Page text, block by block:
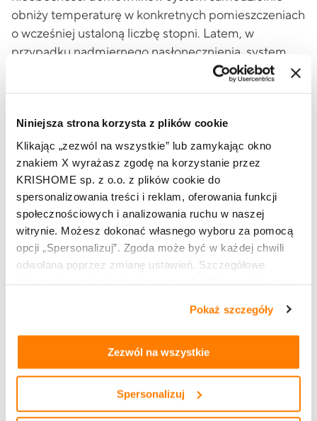
Niniejsza strona korzysta z plików cookie
Klikając „zezwól na wszystkie” lub zamykając okno
znakiem X wyrażasz zgodę na korzystanie przez
KRISHOME sp. z o.o. z plików cookie do
spersonalizowania treści i reklam, oferowania funkcji
społecznościowych i analizowania ruchu w naszej
witrynie. Możesz dokonać własnego wyboru za pomocą
opcji „Spersonalizuj”. Zgoda może być w każdej chwili
odwołana poprzez zmianę ustawień. Szczegółowe
informacje o rodzajach stosowanych plików cookie oraz
tym, jak korzystasz z naszej witryny, znajdziesz w
zakładkach „szczegóły”, „o plikach cookie” orazPolityce
prywatności i cookies.
Pokaż szczegóły
Zezwól na wszystkie
Spersonalizuj
obniży temperaturę w konkretnych pomieszczeniach
o wcześniej ustaloną liczbę stopni. Latem, w
przypadku nadmiernego nasłonecznienia, system
automatycznie zasłoni za nas rolety, aby zachować
właściwą i komfortową temperaturę.
Tego typu rozwiązania będą standardem w każdym
domu już za kilka lat, gdyż zgodnie z wymogami
unijnymi, budynki powstałe po 2020 r. mają
charakteryzować się niemal zerowym zużyciem
energii. W naszym domu zainstalowane zostały
produkty marki KRISHOME o doskonałych
właściwościach izolacji termicznej – okna, drzwi z
czytnikiem linii papilarnych, a nawet
energooszczędna brama garażowa – również
zintegrowane z inteligentnym domem. Dzięki
współpracy profesjonalistów i użyciu nowoczesnych
uzyskać pierwszą w Polsce dopłatę do budowy
domów pasywnych NFOŚiGW.
Koszty użytkowania domu dzięki zastosowaniu